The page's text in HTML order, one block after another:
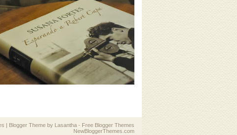
| Blogger Theme by Lasantha - Free Blogger Themes
NewBloggerThemes.com